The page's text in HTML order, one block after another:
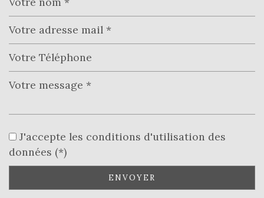
Mairie
J'accepte les conditions d'utilisation des
données (*)
ENVOYER